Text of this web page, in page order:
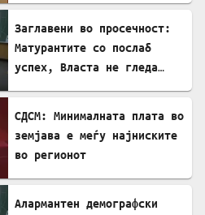
Заглавени во просечност:
Матурантите со послаб
успех, Власта не гледа
СДСМ: Минималната плата во
земјава е меѓу најниските
во регионот
Алармантен демографски